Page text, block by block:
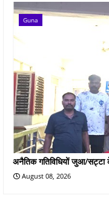
Guna
अनैतिक गतिविधियों जुआ/सट्टा
August 08, 2026